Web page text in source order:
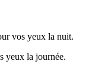
vos yeux la nuit.
yeux la journée.